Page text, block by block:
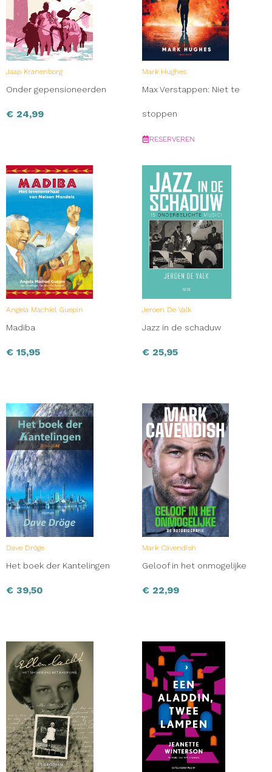
Jaap Kranenborg
Onder gepensioneerden
€ 24,99
Mark Hughes
Max Verstappen: Niet te
stoppen
RESERVEREN
Angela Machiel Guepin
Madiba
€ 15,95
Jeroen De Valk
Jazz in de schaduw
€ 25,95
Dave Dröge
Het boek der Kantelingen
€ 39,50
Mark Cavendish
Geloof in het onmogelijke
€ 22,99